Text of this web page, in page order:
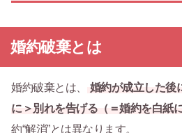
婚約破棄とは
婚約破棄とは、
婚約が成立した後
に＞別れを告げる（＝婚約を白紙
約“解消”とは異なります。